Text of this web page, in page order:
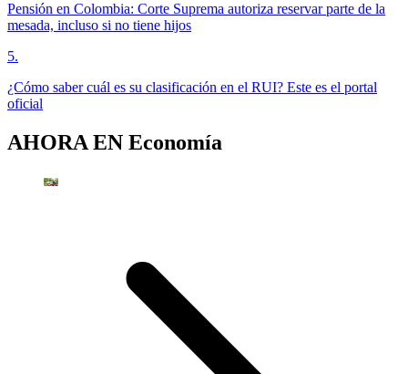
Pensión en Colombia: Corte Suprema autoriza reservar parte de la
mesada, incluso si no tiene hijos
5.
¿Cómo saber cuál es su clasificación en el RUI? Este es el portal
oficial
AHORA EN Economía